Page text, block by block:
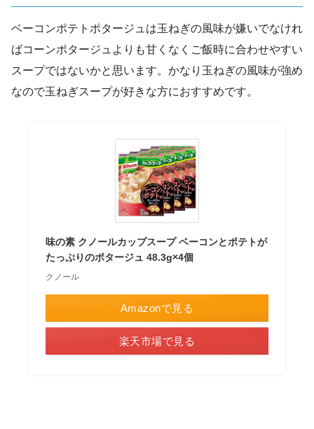
ベーコンポテトポタージュは玉ねぎの風味が嫌いでなけれ
ばコーンポタージュよりも甘くなくご飯時に合わせやすい
スープではないかと思います。かなり玉ねぎの風味が強め
なので玉ねぎスープが好きな方におすすめです。
味の素 クノールカップスープ ベーコンとポテトが
たっぷりのポタージュ 48.3g×4個
クノール
Amazonで見る
楽天市場で見る